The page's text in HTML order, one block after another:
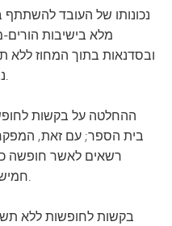
נכונותו של העובד להשתתף
מלא בישיבות הורים-
ובסדנאות בתוך המחוז ללא
נוספת.
ההחלטה על בקשות
בית הספר; עם זאת,
רשאים לאשר חופשה
חמישה (5) ימי עבודה רצופים.
בקשות לחופשות ללא